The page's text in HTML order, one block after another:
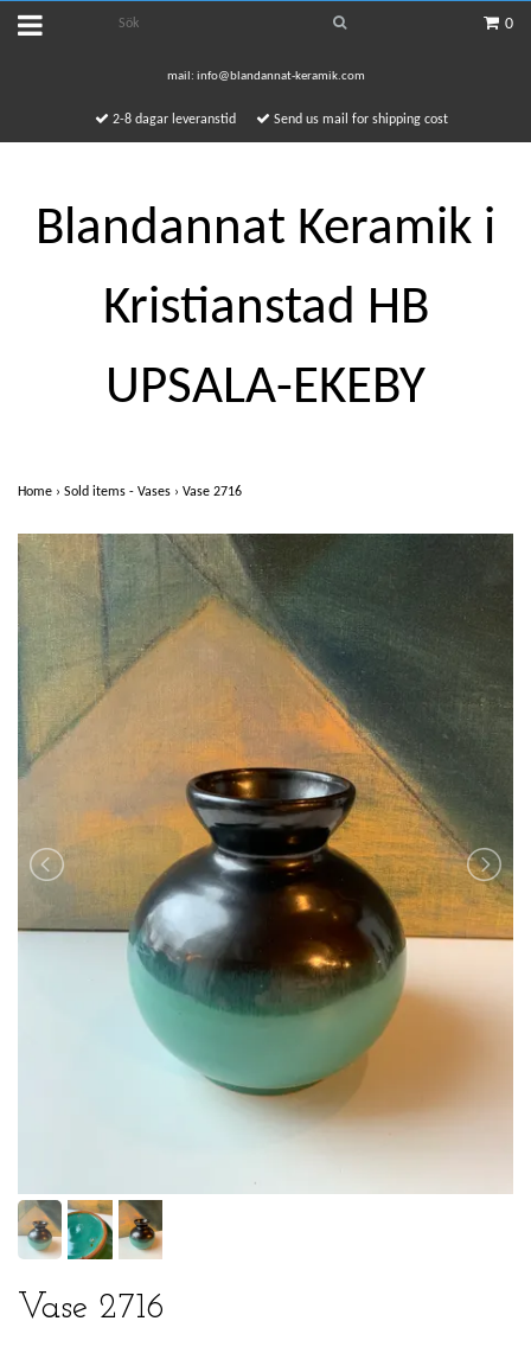
0
mail: info@blandannat-keramik.com
2-8 dagar leveranstid Send us mail for shipping cost
Blandannat Keramik i
Kristianstad HB
UPSALA-EKEBY
Home › Sold items - Vases › Vase 2716
Vase 2716